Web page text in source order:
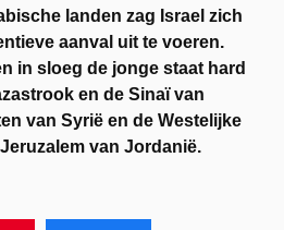
landen zag Israel zich
aanval uit te voeren.
in sloeg de jonge staat hard
en de Sinaï van
van Syrië en de Westelijke
van Jordanië.